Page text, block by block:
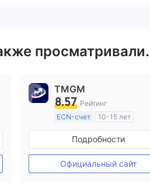
TMGM
8.57 Рейтинг
ECN-счет
10-15 лет
Регулирование в
Маркет-Мейкинг (MM)
Основной стандарт MT4
Подробности
Официальный сайт